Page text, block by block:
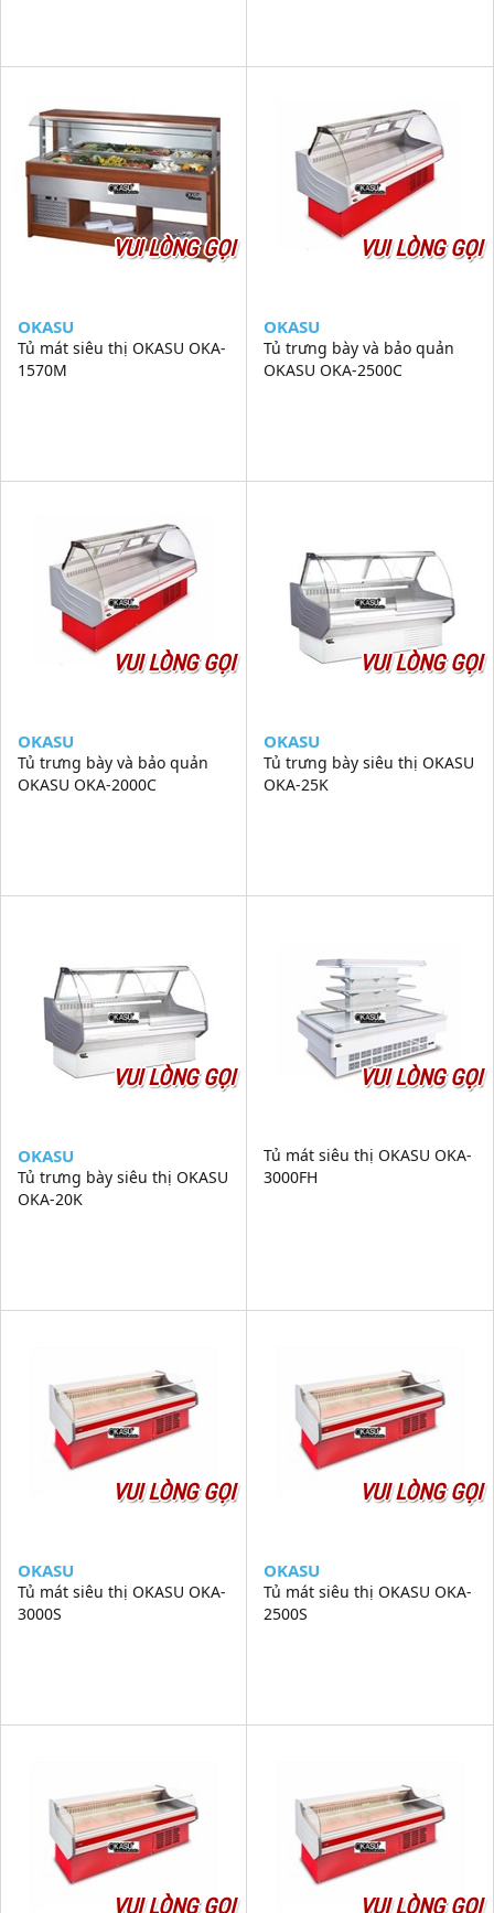
VUI LÒNG GỌI
OKASU
Tủ mát siêu thị OKASU OKA-
1570M
VUI LÒNG GỌI
OKASU
Tủ trưng bày và bảo quản
OKASU OKA-2500C
VUI LÒNG GỌI
OKASU
Tủ trưng bày và bảo quản
OKASU OKA-2000C
VUI LÒNG GỌI
OKASU
Tủ trưng bày siêu thị OKASU
OKA-25K
VUI LÒNG GỌI
OKASU
Tủ trưng bày siêu thị OKASU
OKA-20K
VUI LÒNG GỌI
Tủ mát siêu thị OKASU OKA-
3000FH
VUI LÒNG GỌI
OKASU
Tủ mát siêu thị OKASU OKA-
3000S
VUI LÒNG GỌI
OKASU
Tủ mát siêu thị OKASU OKA-
2500S
VUI LÒNG GỌI VUI LÒNG GỌI